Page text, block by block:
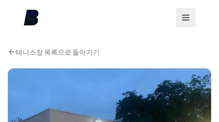
테니스장 목록으로 돌아가기